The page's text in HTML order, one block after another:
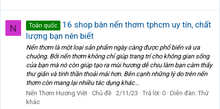
N Toàn quốc
16 shop bán nến thơm tphcm uy tín, chất
lượng bạn nên biết
Nến thơm là một loại sản phẩm ngày càng được phổ biến và ưa
chuộng. Bởi nến thơm không chỉ giúp trang trí cho không gian sống
của bạn mà nó còn giúp tạo ra mùi hương dễ chịu làm bạn cảm thấy
thư giãn và tinh thần thoải mái hơn. Bên cạnh những lý do trên nến
thơm còn mang lại nhiều tác dụng khác...
Nến Thơm Hương Việt Chủ đề 2/11/23 Trả lời: 0 Diễn đàn: Thứ
khác